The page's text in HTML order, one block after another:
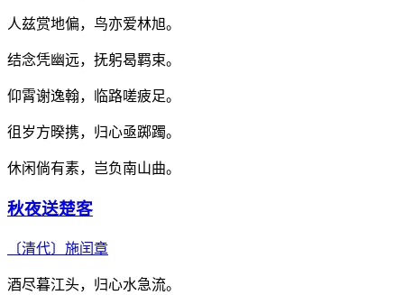
人兹赏地偏，鸟亦爱林旭。
结念凭幽远，抚躬曷羁束。
仰霄谢逸翰，临路嗟疲足。
徂岁方暌携，归心亟踯躅。
休闲倘有素，岂负南山曲。
秋夜送楚客
〔清代〕 施闰章
酒尽暮江头，归心水急流。